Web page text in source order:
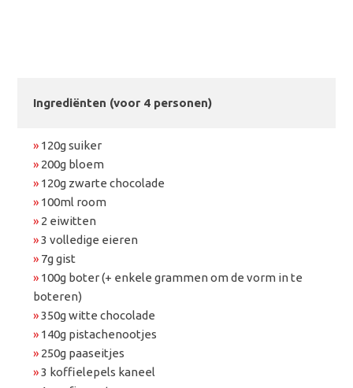
Ingrediënten (voor 4 personen)
» 120g suiker
» 200g bloem
» 120g zwarte chocolade
» 100ml room
» 2 eiwitten
»3 volledige eieren
» 7g gist
» 100g boter (+ enkele grammen om de vorm in te
boteren)
»350g witte chocolade
» 140g pistachenootjes
» 250g paaseitjes
»3 koffielepels kaneel